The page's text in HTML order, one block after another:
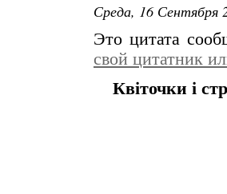
Среда, 16 Сентября
Это цитата
свой цитатник
Квіточки і